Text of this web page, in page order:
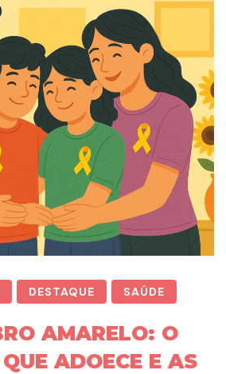
DESTAQUE SAÚDE
AMARELO: O
ADOECE E AS